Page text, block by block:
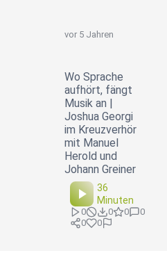
vor 5 Jahren
Wo Sprache
aufhört, fängt
Musik an |
Joshua Georgi
im Kreuzverhör
mit Manuel
Herold und
Johann Greiner
36
Minuten
0 0 0
0
0
0